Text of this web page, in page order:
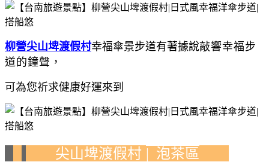
柳營尖山埤渡假村幸福傘景步道有著據說敲響幸福步
道的鐘聲，
可為您祈求健康好運來到
尖山埤渡假村 | 泡茶區